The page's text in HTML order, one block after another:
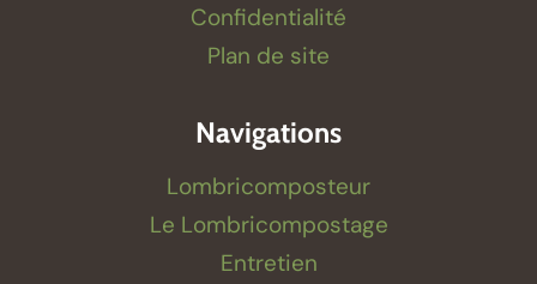
Confidentialité
Plan de site
Navigations
Lombricomposteur
Le Lombricompostage
Entretien